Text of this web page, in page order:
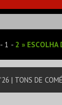
1 2 » ESCOLHA
| TONS DE